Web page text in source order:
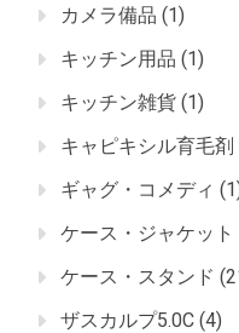
カメラ備品 (1)
キッチン用品 (1)
キッチン雑貨 (1)
キャピキシル育毛剤
ギャグ・コメディ
ケース・ジャケット
ケース・スタンド
ザスカルプ5.0C (4)